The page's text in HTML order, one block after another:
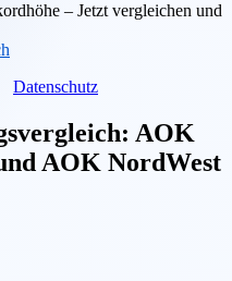
– Jetzt vergleichen und
Datenschutz
AOK
AOK NordWest